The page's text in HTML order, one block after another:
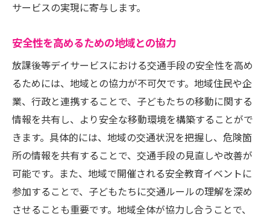
サービスの実現に寄与します。
安全性を高めるための地域との協力
放課後等デイサービスにおける交通手段の安全性を高め
るためには、地域との協力が不可欠です。地域住民や企
業、行政と連携することで、子どもたちの移動に関する
情報を共有し、より安全な移動環境を構築することがで
きます。具体的には、地域の交通状況を把握し、危険箇
所の情報を共有することで、交通手段の見直しや改善が
可能です。また、地域で開催される安全教育イベントに
参加することで、子どもたちに交通ルールの理解を深め
させることも重要です。地域全体が協力し合うことで、